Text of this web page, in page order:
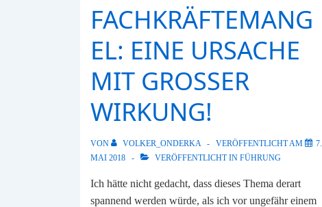
FACHKRÄFTEMANG
EL: EINE URSACHE
MIT GROSSER W
IRKUNG!
VON VOLKER_ONDERKA VERÖFFENTLICHT AM
7.
MAI 2018
VERÖFFENTLICHT IN FÜHRUNG
Ich hätte nicht gedacht, dass dieses Thema derart
spannend werden würde, als ich vor ungefähr einem